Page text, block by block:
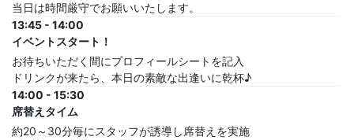
当日は時間厳守でお願いいたします。
13:45 - 14:00
イベントスタート！
お待ちいただく間にプロフィールシートを記入
ドリンクが来たら、本日の素敵な出逢いに乾杯♪
14:00 - 15:30
席替えタイム
約20～30分毎にスタッフが誘導し席替えを実施